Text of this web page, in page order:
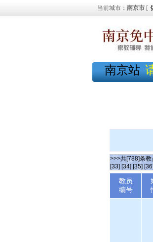
当前城市： 南京市 [
南京站
>>>共[788]条
[33] [34] [35] [36]
教员
编号